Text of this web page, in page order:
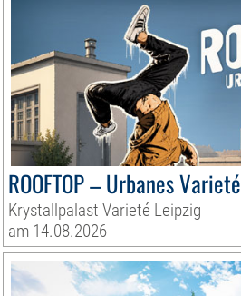
ROOFTOP – Urbanes Varieté
Krystallpalast Varieté Leipzig
am 14.08.2026